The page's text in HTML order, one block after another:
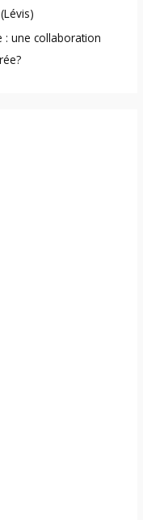
: une collaboration